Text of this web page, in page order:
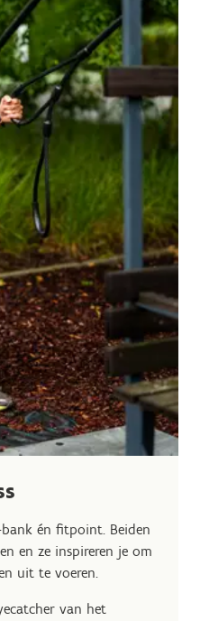
én fitpoint. Beiden
en ze inspireren je om
uit te voeren.
van het